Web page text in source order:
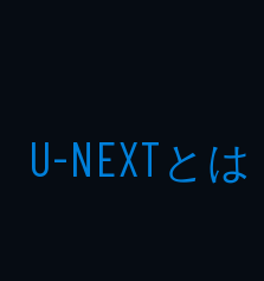
U-NEXTとは